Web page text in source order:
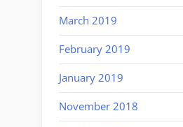
March 2019
February 2019
January 2019
November 2018